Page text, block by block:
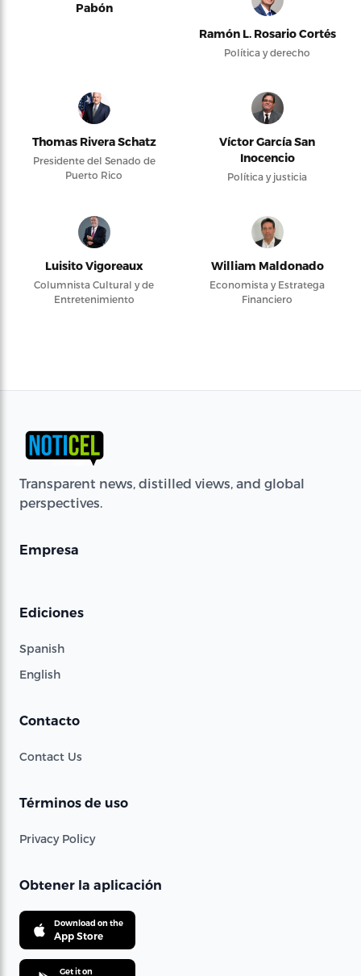
Pabón
Ramón L. Rosario Cortés
Política y derecho
Thomas Rivera Schatz
Presidente del Senado de
Puerto Rico
Víctor García San
Inocencio
Política y justicia
Luisito Vigoreaux
Columnista Cultural y de
Entretenimiento
William Maldonado
Economista y Estratega
Financiero
Transparent news, distilled views, and global
perspectives.
Empresa
Ediciones
Spanish
English
Contacto
Contact Us
Términos de uso
Privacy Policy
Obtener la aplicación
Download on the
App Store
Get it on